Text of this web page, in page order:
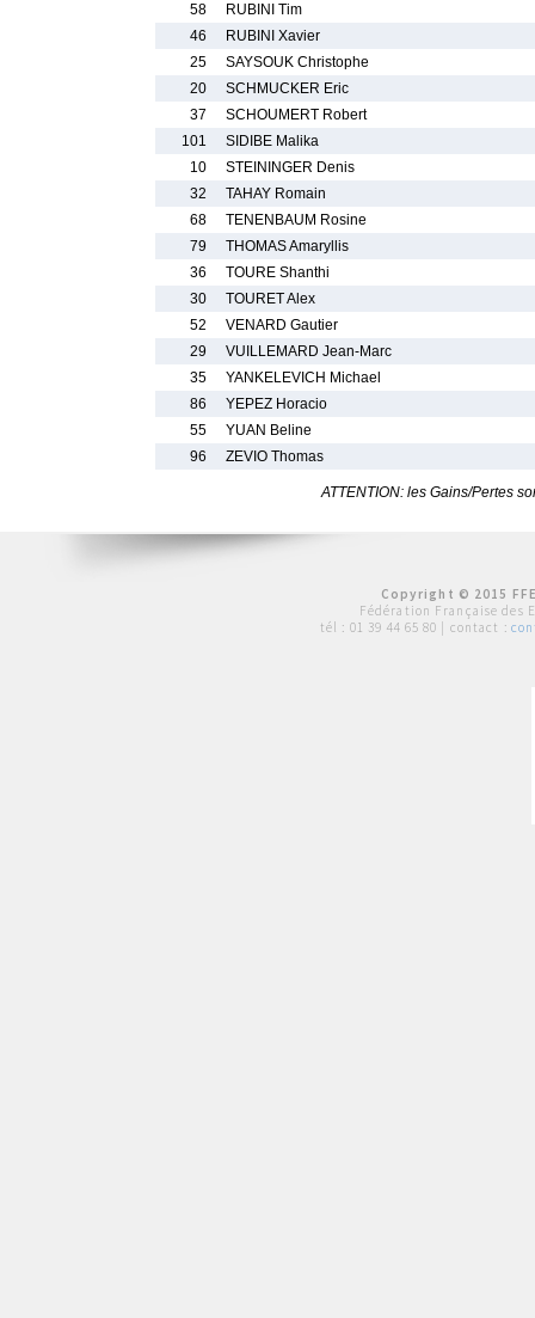
58
RUBINI Tim
46
RUBINI Xavier
25
SAYSOUK Christophe
20
SCHMUCKER Eric
37
SCHOUMERT Robert
101
SIDIBE Malika
10
STEININGER Denis
32
TAHAY Romain
68
TENENBAUM Rosine
79
THOMAS Amaryllis
36
TOURE Shanthi
30
TOURET Alex
52
VENARD Gautier
29
VUILLEMARD Jean-Marc
35
YANKELEVICH Michael
86
YEPEZ Horacio
55
YUAN Beline
96
ZEVIO Thomas
ATTENTION: les Gains/Pertes
Copyright © 2015
Fédération Française des
tél : 01 39 44 65 80 | contact :